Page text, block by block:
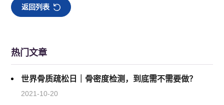
返回列表
热门文章
世界骨质疏松日｜骨密度检测，到底需不需要做？
2021-10-20